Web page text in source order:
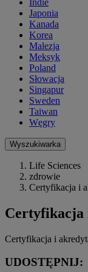
Japonia
Kanada
Korea
Malezja
Meksyk
Poland
Słowacja
Singapur
Sweden
Taiwan
Węgry
Wyszukiwarka
Life Sciences
zdrowie
Certyfikacja i
Certyfikacja
Certyfikacja i
UDOSTĘPNIJ: